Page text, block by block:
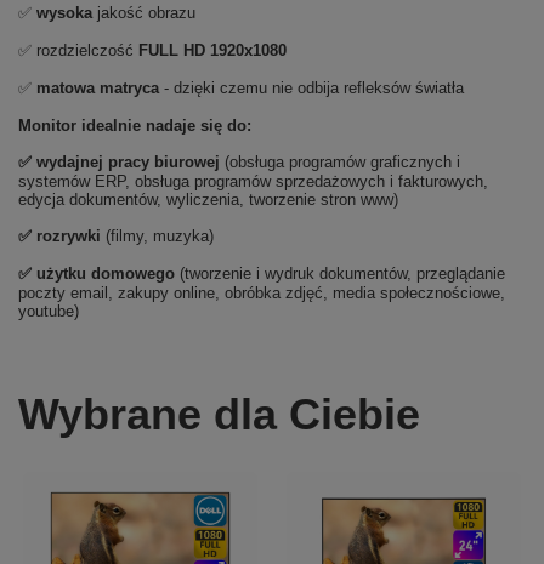
✅ wysokajakość obrazu
✅ rozdzielczość FULL HD 1920x1080
✅ matowa matryca- dzięki czemu nie odbija refleksów światła
Monitor idealnie nadaje się do:
✅ wydajnej pracy biurowej (obsługa programów graficznych i
systemów ERP, obsługa programów sprzedażowych i fakturowych,
edycja dokumentów, wyliczenia, tworzenie stron www)
✅ rozrywki (filmy, muzyka)
✅ użytku domowego (tworzenie i wydruk dokumentów, przeglądanie
poczty email, zakupy online, obróbka zdjęć, media społecznościowe,
youtube)
Wybrane dla Ciebie